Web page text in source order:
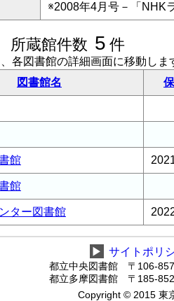
※2008年4月号－「NHK
所蔵館件数 5 件
各図書館の詳細画面に移動しま
図書館名
館
館
ター図書館
▶ サイトポリ
都立中央図書館 〒106-
都立多摩図書館 〒185-
Copyright © 2015 東